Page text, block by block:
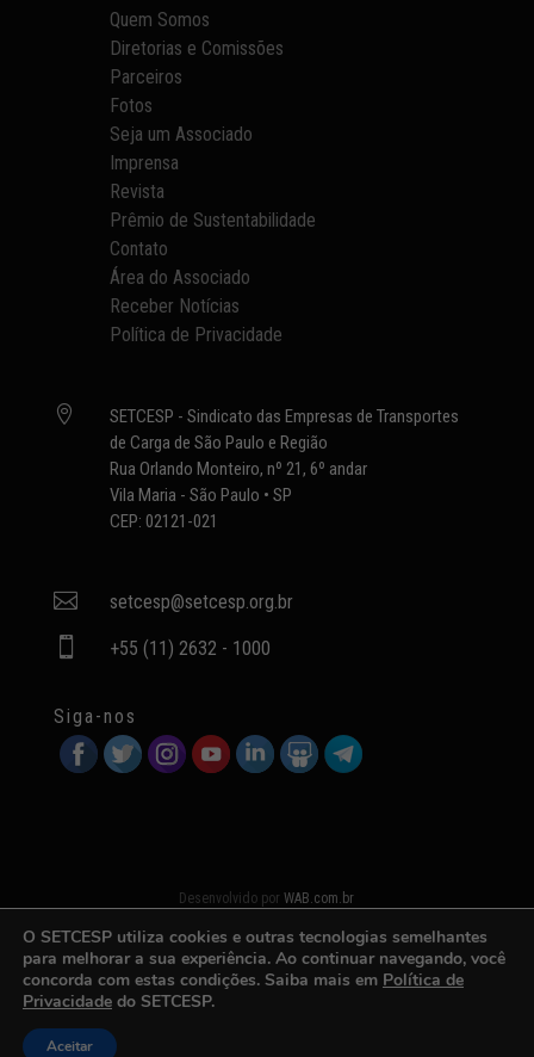
Quem Somos
Diretorias e Comissões
Parceiros
Fotos
Seja um Associado
Imprensa
Revista
Prêmio de Sustentabilidade
Contato
Área do Associado
Receber Notícias
Política de Privacidade

SETCESP - Sindicato das Empresas de Transportes
de Carga de São Paulo e Região
Rua Orlando Monteiro, nº 21, 6º andar
Vila Maria - São Paulo • SP
CEP: 02121-021
 setcesp@setcesp.org.br
 +55 (11) 2632 - 1000
Siga-nos
Desenvolvido porWAB.com.br
O SETCESP utiliza cookies e outras tecnologias semelhantes
para melhorar a sua experiência. Ao continuar navegando, você
concorda com estas condições. Saiba mais em Política de
Privacidade do SETCESP.
Aceitar